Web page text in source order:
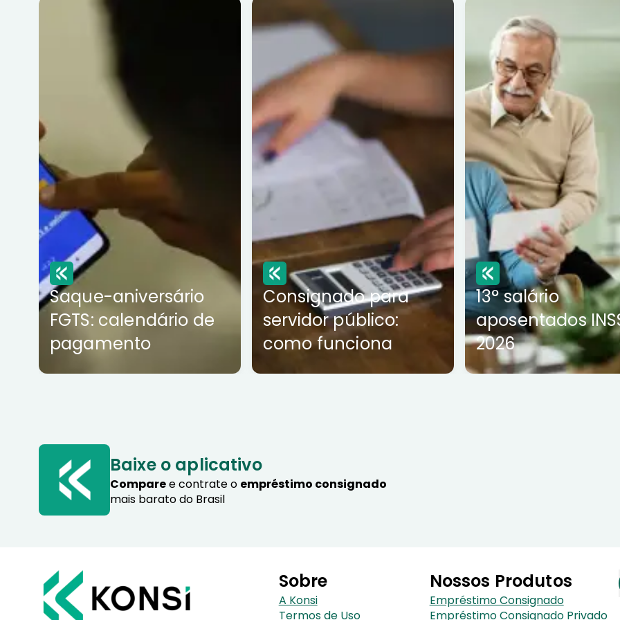
Saque-aniversário
FGTS: calendário de
pagamento
Consignado para
servidor público:
como funciona
13° salário
aposentados
2026
Baixe o aplicativo
Comparee contrate o empréstimo consignado
mais barato do Brasil
Sobre
A Konsi
Termos de Uso
Nossos Produtos
Empréstimo Consignado
Empréstimo Consignado Privado